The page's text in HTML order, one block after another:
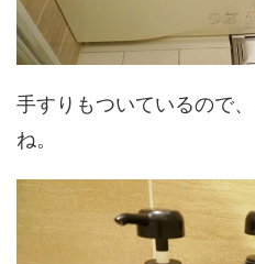
手すりもついているので
ね。